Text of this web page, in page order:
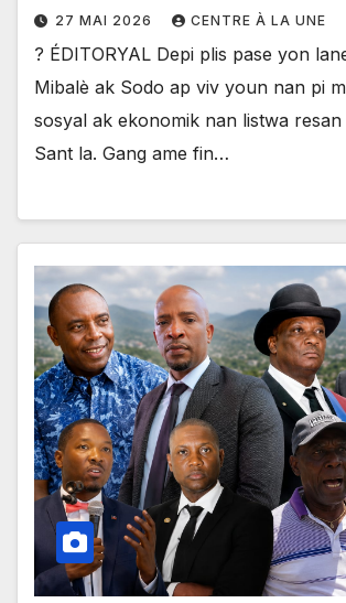
27 MAI 2026 CENTRE À LA UNE
? ÉDITORYAL Depi plis pase yon
Mibalè ak Sodo ap viv youn nan pi
sosyal ak ekonomik nan listwa
Sant la. Gang ame fin…